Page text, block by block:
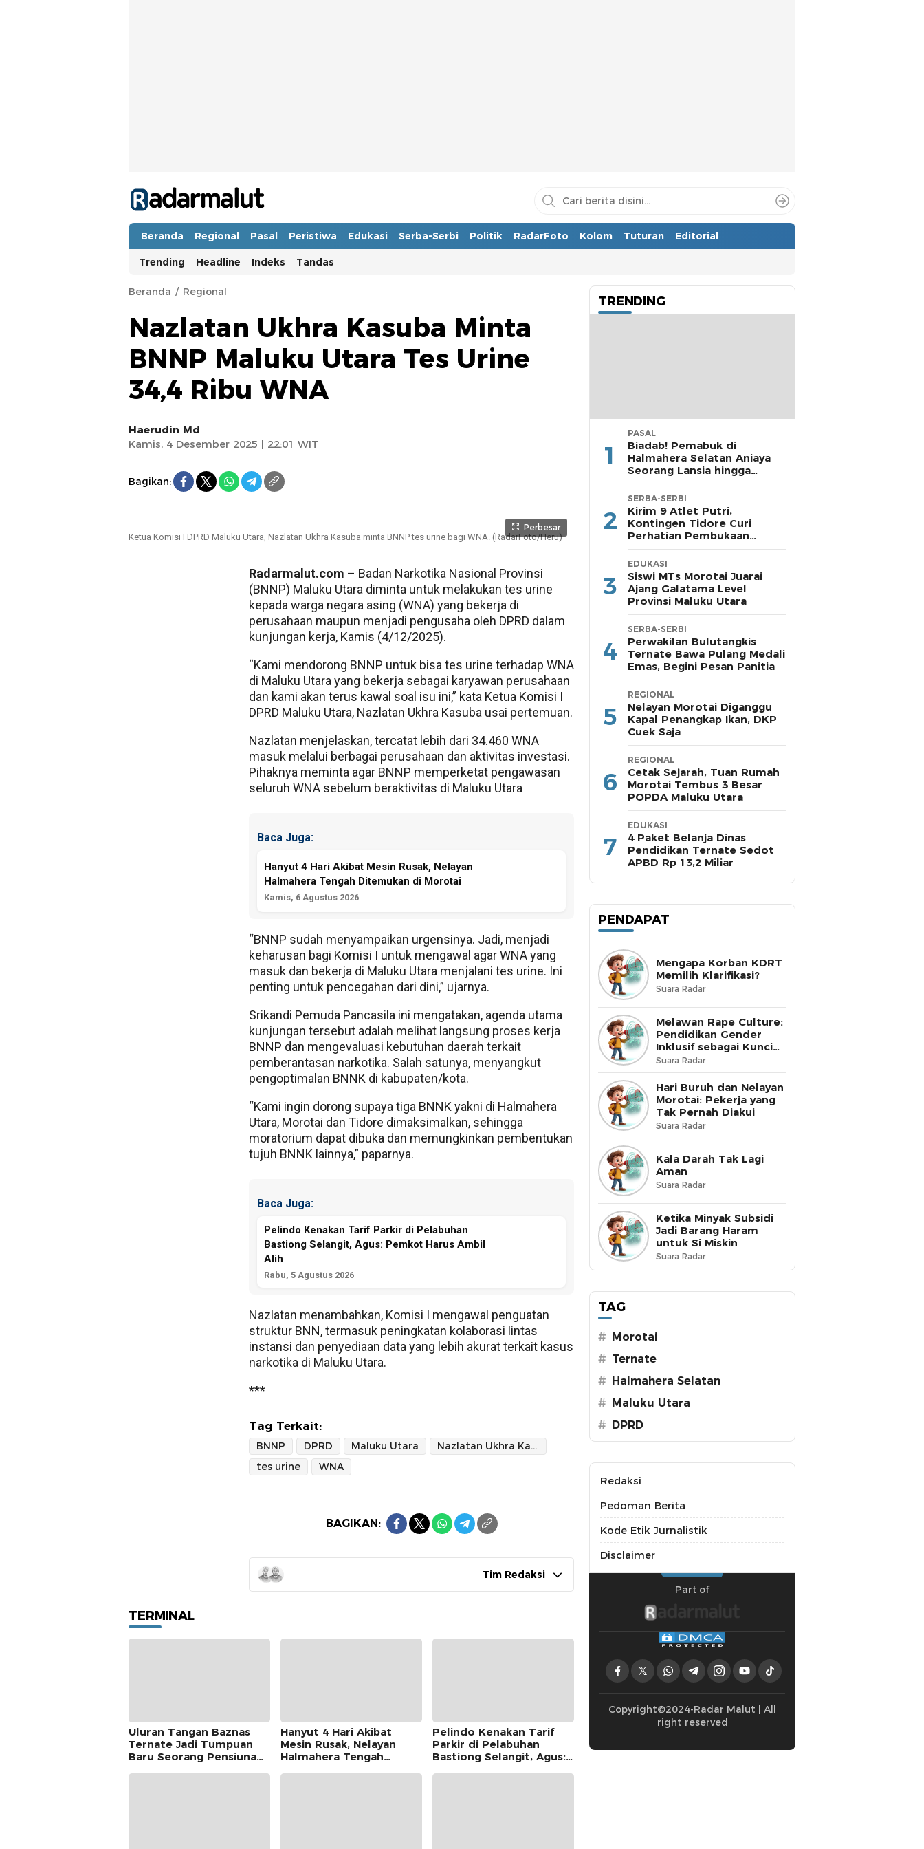
Radar Malut
Bacaan Nyindir
Beranda Regional Pasal Peristiwa Edukasi Serba-Serbi Politik RadarFoto Kolom Tuturan Editorial
Trending Headline Indeks Tandas
Beranda Regional
Nazlatan Ukhra Kasuba Minta
BNNP Maluku Utara Tes Urine
34,4 Ribu WNA
Haerudin Md
Kamis, 4 Desember 2025 | 22:01 WIT
Bagikan:
Perbesar
Ketua Komisi I DPRD Maluku Utara, Nazlatan Ukhra Kasuba minta BNNP tes urine bagi WNA. (RadarFoto/Heru)
Radarmalut.com – Badan Narkotika Nasional Provinsi
(BNNP) Maluku Utara diminta untuk melakukan tes urine
kepada warga negara asing (WNA) yang bekerja di
perusahaan maupun menjadi pengusaha oleh DPRD dalam
kunjungan kerja, Kamis (4/12/2025).
“Kami mendorong BNNP untuk bisa tes urine terhadap WNA
di Maluku Utara yang bekerja sebagai karyawan perusahaan
dan kami akan terus kawal soal isu ini,” kata Ketua Komisi I
DPRD Maluku Utara, Nazlatan Ukhra Kasuba usai pertemuan.
Nazlatan menjelaskan, tercatat lebih dari 34.460 WNA
masuk melalui berbagai perusahaan dan aktivitas investasi.
Pihaknya meminta agar BNNP memperketat pengawasan
seluruh WNA sebelum beraktivitas di Maluku Utara
Baca Juga:
Hanyut 4 Hari Akibat Mesin Rusak, Nelayan
Halmahera Tengah Ditemukan di Morotai
Kamis, 6 Agustus 2026
“BNNP sudah menyampaikan urgensinya. Jadi, menjadi
keharusan bagi Komisi I untuk mengawal agar WNA yang
masuk dan bekerja di Maluku Utara menjalani tes urine. Ini
penting untuk pencegahan dari dini,” ujarnya.
Srikandi Pemuda Pancasila ini mengatakan, agenda utama
kunjungan tersebut adalah melihat langsung proses kerja
BNNP dan mengevaluasi kebutuhan daerah terkait
pemberantasan narkotika. Salah satunya, menyangkut
pengoptimalan BNNK di kabupaten/kota.
“Kami ingin dorong supaya tiga BNNK yakni di Halmahera
Utara, Morotai dan Tidore dimaksimalkan, sehingga
moratorium dapat dibuka dan memungkinkan pembentukan
tujuh BNNK lainnya,” paparnya.
Baca Juga:
Pelindo Kenakan Tarif Parkir di Pelabuhan
Bastiong Selangit, Agus: Pemkot Harus Ambil
Alih
Rabu, 5 Agustus 2026
Nazlatan menambahkan, Komisi I mengawal penguatan
struktur BNN, termasuk peningkatan kolaborasi lintas
instansi dan penyediaan data yang lebih akurat terkait kasus
narkotika di Maluku Utara.
***
Tag Terkait:
BNNP DPRD Maluku Utara
Nazlatan Ukhra Kasuba
tes urine
WNA
BAGIKAN:
Tim Redaksi
TERMINAL
Uluran Tangan Baznas
Ternate Jadi Tumpuan
Baru Seorang Pensiunan
Hanyut 4 Hari Akibat
Mesin Rusak, Nelayan
Halmahera Tengah
Pelindo Kenakan Tarif
Parkir di Pelabuhan
Bastiong Selangit, Agus:
TRENDING
1
PASAL
Biadab! Pemabuk di
Halmahera Selatan Aniaya
Seorang Lansia hingga
Cacat, Polisi Diamkan
Laporan
2
SERBA-SERBI
Kirim 9 Atlet Putri,
Kontingen Tidore Curi
Perhatian Pembukaan
POPDA di Morotai
3
EDUKASI
Siswi MTs Morotai Juarai
Ajang Galatama Level
Provinsi Maluku Utara
4
SERBA-SERBI
Perwakilan Bulutangkis
Ternate Bawa Pulang Medali
Emas, Begini Pesan Panitia
5
REGIONAL
Nelayan Morotai Diganggu
Kapal Penangkap Ikan, DKP
Cuek Saja
6
REGIONAL
Cetak Sejarah, Tuan Rumah
Morotai Tembus 3 Besar
POPDA Maluku Utara
7
EDUKASI
4 Paket Belanja Dinas
Pendidikan Ternate Sedot
APBD Rp 13,2 Miliar
PENDAPAT
Mengapa Korban KDRT
Memilih Klarifikasi?
Suara Radar
Melawan Rape Culture:
Pendidikan Gender
Inklusif sebagai Kunci
Perubahan
Suara Radar
Hari Buruh dan Nelayan
Morotai: Pekerja yang
Tak Pernah Diakui
Suara Radar
Kala Darah Tak Lagi
Aman
Suara Radar
Ketika Minyak Subsidi
Jadi Barang Haram
untuk Si Miskin
Suara Radar
TAG
#
Morotai
# Ternate
#
Halmahera Selatan
#
Maluku Utara
#
DPRD
Redaksi
Pedoman Berita
Kode Etik Jurnalistik
Disclaimer
Part of
Copyright©2024-Radar Malut | All
right reserved